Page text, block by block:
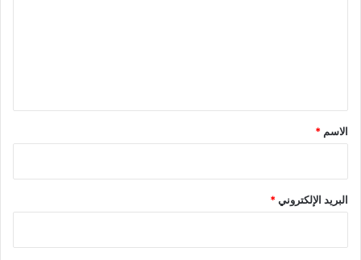
*
الاسم *
البريد الإلكتروني*